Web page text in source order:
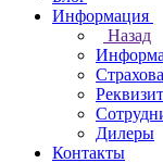
Информация
Назад
Дилеры
Контакты